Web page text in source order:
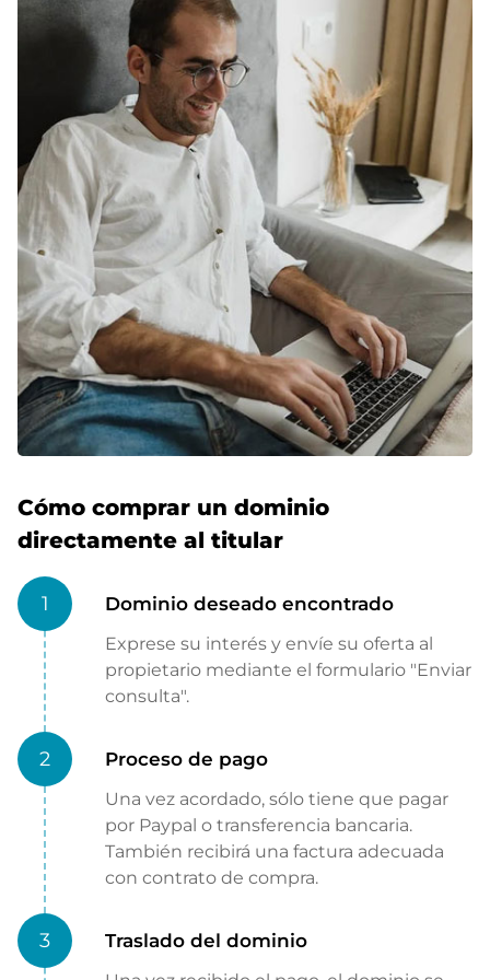
Cómo comprar un dominio
directamente al titular
1 Dominio deseado encontrado
Exprese su interés y envíe su oferta al
propietario mediante el formulario "Enviar
consulta".
2 Proceso de pago
Una vez acordado, sólo tiene que pagar
por Paypal o transferencia bancaria.
También recibirá una factura adecuada
con contrato de compra.
3 Traslado del dominio